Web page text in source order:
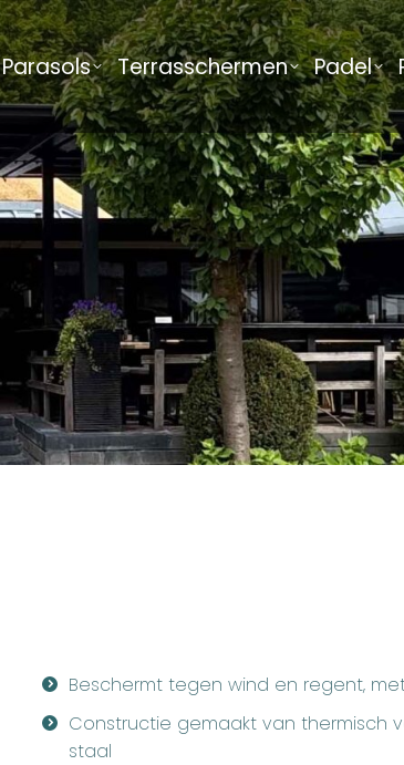
Parasols Terrasschermen Padel
Beschermt tegen wind en regent,
Constructie gemaakt van thermisch
staal